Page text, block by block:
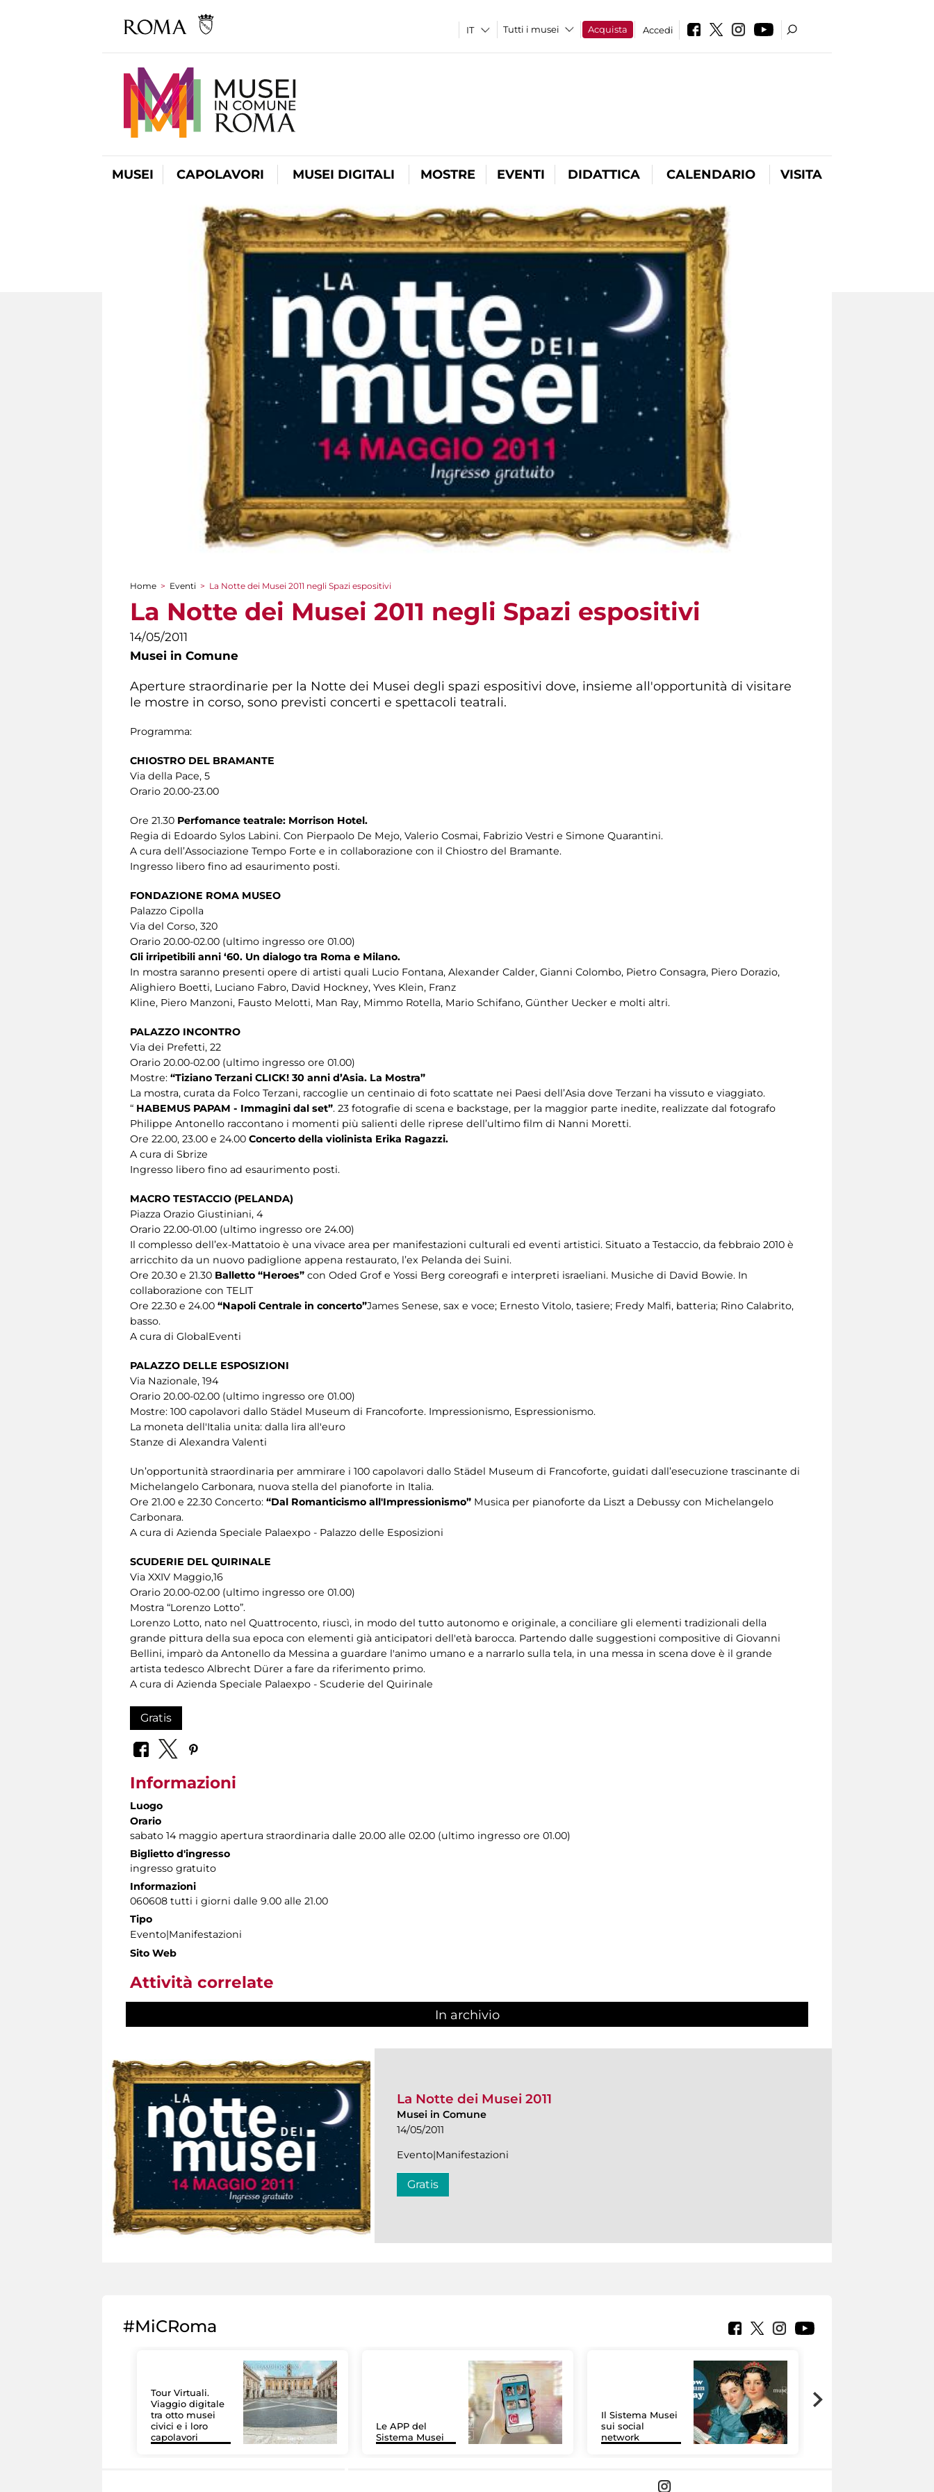
Tutti i musei Acquista Accedi
MUSEI CAPOLAVORI MUSEI DIGITALI MOSTRE EVENTI DIDATTICA CALENDARIO VISITA
Tu sei qui
Home > Eventi > La Notte dei Musei 2011 negli Spazi espositivi
La Notte dei Musei 2011 negli Spazi espositivi
14/05/2011
Musei in Comune
Aperture straordinarie per la Notte dei Musei degli spazi espositivi dove, insieme all'opportunità di visitare
le mostre in corso, sono previsti concerti e spettacoli teatrali.
Programma:
CHIOSTRO DEL BRAMANTE
Via della Pace, 5
Orario 20.00-23.00
Ore 21.30 Perfomance teatrale: Morrison Hotel.
Regia di Edoardo Sylos Labini. Con Pierpaolo De Mejo, Valerio Cosmai, Fabrizio Vestri e Simone Quarantini.
A cura dell’Associazione Tempo Forte e in collaborazione con il Chiostro del Bramante.
Ingresso libero fino ad esaurimento posti.
FONDAZIONE ROMA MUSEO
Palazzo Cipolla
Via del Corso, 320
Orario 20.00-02.00 (ultimo ingresso ore 01.00)
Gli irripetibili anni ‘60. Un dialogo tra Roma e Milano.
In mostra saranno presenti opere di artisti quali Lucio Fontana, Alexander Calder, Gianni Colombo, Pietro Consagra, Piero Dorazio,
Alighiero Boetti, Luciano Fabro, David Hockney, Yves Klein, Franz
Kline, Piero Manzoni, Fausto Melotti, Man Ray, Mimmo Rotella, Mario Schifano, Günther Uecker e molti altri.
PALAZZO INCONTRO
Via dei Prefetti, 22
Orario 20.00-02.00 (ultimo ingresso ore 01.00)
Mostre: “Tiziano Terzani CLICK! 30 anni d’Asia. La Mostra”
La mostra, curata da Folco Terzani, raccoglie un centinaio di foto scattate nei Paesi dell’Asia dove Terzani ha vissuto e viaggiato.
“ HABEMUS PAPAM - Immagini dal set”. 23 fotografie di scena e backstage, per la maggior parte inedite, realizzate dal fotografo
Philippe Antonello raccontano i momenti più salienti delle riprese dell’ultimo film di Nanni Moretti.
Ore 22.00, 23.00 e 24.00 Concerto della violinista Erika Ragazzi.
A cura di Sbrize
Ingresso libero fino ad esaurimento posti.
MACRO TESTACCIO (PELANDA)
Piazza Orazio Giustiniani, 4
Orario 22.00-01.00 (ultimo ingresso ore 24.00)
Il complesso dell’ex-Mattatoio è una vivace area per manifestazioni culturali ed eventi artistici. Situato a Testaccio, da febbraio 2010 è
arricchito da un nuovo padiglione appena restaurato, l’ex Pelanda dei Suini.
Ore 20.30 e 21.30 Balletto “Heroes” con Oded Grof e Yossi Berg coreografi e interpreti israeliani. Musiche di David Bowie. In
collaborazione con TELIT
Ore 22.30 e 24.00 “Napoli Centrale in concerto”James Senese, sax e voce; Ernesto Vitolo, tasiere; Fredy Malfi, batteria; Rino Calabrito,
basso.
A cura di GlobalEventi
PALAZZO DELLE ESPOSIZIONI
Via Nazionale, 194
Orario 20.00-02.00 (ultimo ingresso ore 01.00)
Mostre: 100 capolavori dallo Städel Museum di Francoforte. Impressionismo, Espressionismo.
La moneta dell'Italia unita: dalla lira all'euro
Stanze di Alexandra Valenti
Un’opportunità straordinaria per ammirare i 100 capolavori dallo Städel Museum di Francoforte, guidati dall’esecuzione trascinante di
Michelangelo Carbonara, nuova stella del pianoforte in Italia.
Ore 21.00 e 22.30 Concerto: “Dal Romanticismo all'Impressionismo” Musica per pianoforte da Liszt a Debussy con Michelangelo
Carbonara.
A cura di Azienda Speciale Palaexpo - Palazzo delle Esposizioni
SCUDERIE DEL QUIRINALE
Via XXIV Maggio,16
Orario 20.00-02.00 (ultimo ingresso ore 01.00)
Mostra “Lorenzo Lotto”.
Lorenzo Lotto, nato nel Quattrocento, riuscì, in modo del tutto autonomo e originale, a conciliare gli elementi tradizionali della
grande pittura della sua epoca con elementi già anticipatori dell'età barocca. Partendo dalle suggestioni compositive di Giovanni
Bellini, imparò da Antonello da Messina a guardare l'animo umano e a narrarlo sulla tela, in una messa in scena dove è il grande
artista tedesco Albrecht Dürer a fare da riferimento primo.
A cura di Azienda Speciale Palaexpo - Scuderie del Quirinale
Gratis
Informazioni
Luogo
Orario
sabato 14 maggio apertura straordinaria dalle 20.00 alle 02.00 (ultimo ingresso ore 01.00)
Biglietto d'ingresso
ingresso gratuito
Informazioni
060608 tutti i giorni dalle 9.00 alle 21.00
Tipo
Evento|Manifestazioni
Sito Web
Attività correlate
In archivio
La Notte dei Musei 2011
Musei in Comune
14/05/2011
Evento|Manifestazioni
Gratis
#MiCRoma
Tour Virtuali.
Viaggio digitale
tra otto musei
civici e i loro
capolavori
Le APP del
Sistema Musei
Il Sistema Musei
sui social
network